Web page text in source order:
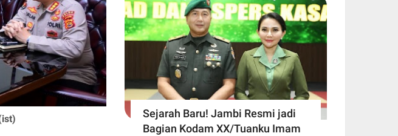
Sejarah Baru! Jambi Resmi jadi
Bagian Kodam XX/Tuanku Imam